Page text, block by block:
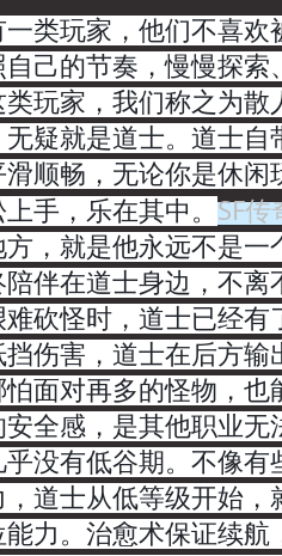
类玩家，他们不喜欢
己的节奏，慢慢探索
玩家，我们称之为散
疑就是道士。道士自
顺畅，无论你是休闲
手，乐在其中。 SF
，就是他永远不是一
伴在道士身边，不离
砍怪时，道士已经有
伤害，道士在后方输
面对再多的怪物，也
全感，是其他职业无
没有低谷期。不像有
道士从低等级开始，
力。治愈术保证续航